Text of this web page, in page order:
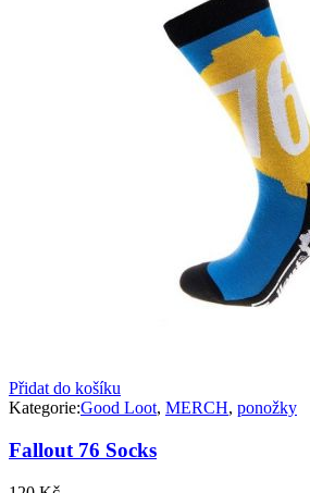
Přidat do košíku
Kategorie:Good Loot, MERCH, ponožky
Fallout 76 Socks